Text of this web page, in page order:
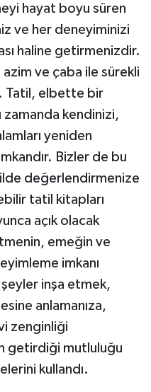
hayat boyu süren
ve her deneyiminizi
haline getirmenizdir.
ve çaba ile sürekli
Tatil, elbette bir
zamanda kendinizi,
yeniden
Bizler de bu
değerlendirmenize
tatil kitapları
açık olacak
emeğin ve
imkanı
şeyler inşa etmek,
anlamanıza,
zenginliği
getirdiği mutluluğu
kullandı.